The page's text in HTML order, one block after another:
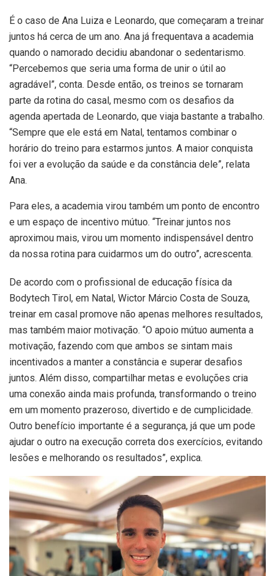
É o caso de Ana Luiza e Leonardo, que começaram a treinar
juntos há cerca de um ano. Ana já frequentava a academia
quando o namorado decidiu abandonar o sedentarismo.
“Percebemos que seria uma forma de unir o útil ao
agradável”, conta. Desde então, os treinos se tornaram
parte da rotina do casal, mesmo com os desafios da
agenda apertada de Leonardo, que viaja bastante a trabalho.
“Sempre que ele está em Natal, tentamos combinar o
horário do treino para estarmos juntos. A maior conquista
foi ver a evolução da saúde e da constância dele”, relata
Ana.
Para eles, a academia virou também um ponto de encontro
e um espaço de incentivo mútuo. “Treinar juntos nos
aproximou mais, virou um momento indispensável dentro
da nossa rotina para cuidarmos um do outro”, acrescenta.
De acordo com o profissional de educação física da
Bodytech Tirol, em Natal, Wictor Márcio Costa de Souza,
treinar em casal promove não apenas melhores resultados,
mas também maior motivação. “O apoio mútuo aumenta a
motivação, fazendo com que ambos se sintam mais
incentivados a manter a constância e superar desafios
juntos. Além disso, compartilhar metas e evoluções cria
uma conexão ainda mais profunda, transformando o treino
em um momento prazeroso, divertido e de cumplicidade.
Outro benefício importante é a segurança, já que um pode
ajudar o outro na execução correta dos exercícios, evitando
lesões e melhorando os resultados”, explica.